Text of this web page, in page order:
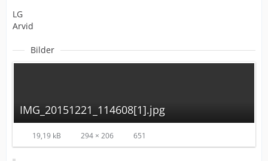
LG
Arvid
Bilder
IMG_20151221_114608[1].jpg
19,19 kB 294 × 206 651